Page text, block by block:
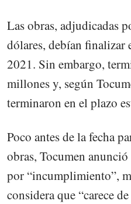
Las obras, adjudicadas
dólares, debían finalizar
2021. Sin embargo,
millones y, según
terminaron en el plazo
Poco antes de la fecha
obras, Tocumen
por “incumplimiento”,
considera que “carece